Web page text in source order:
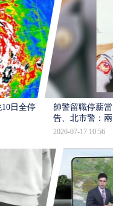
日全停班
帥警留職停薪
告、北市警：
2026-07-17 10:56